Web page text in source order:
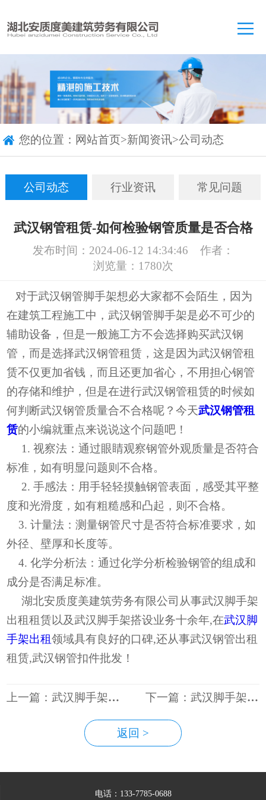
您的位置： 网站首页>新闻资讯>公司动态
公司动态 行业资讯 常见问题
武汉钢管租赁-如何检验钢管质量是否合格
发布时间：2024-06-12 14:34:46
作者：
浏览量：1780次
对于武汉钢管脚手架想必大家都不会陌生，因为
在建筑工程施工中，武汉钢管脚手架是必不可少的
辅助设备，但是一般施工方不会选择购买武汉钢
管，而是选择武汉钢管租赁，这是因为武汉钢管租
赁不仅更加省钱，而且还更加省心，不用担心钢管
的存储和维护，但是在进行武汉钢管租赁的时候如
何判断武汉钢管质量合不合格呢？今天武汉钢管租
赁的小编就重点来说说这个问题吧！
1. 视察法：通过眼睛观察钢管外观质量是否符合
标准，如有明显问题则不合格。
2. 手感法：用手轻轻摸触钢管表面，感受其平整
度和光滑度，如有粗糙感和凸起，则不合格。
3. 计量法：测量钢管尺寸是否符合标准要求，如
外径、壁厚和长度等。
4. 化学分析法：通过化学分析检验钢管的组成和
成分是否满足标准。
湖北安质度美建筑劳务有限公司从事武汉脚手架
出租租赁以及武汉脚手架搭设业务十余年,在武汉脚
手架出租领域具有良好的口碑,还从事武汉钢管出租
租赁,武汉钢管扣件批发！
上一篇：武汉脚手架出租过程中的注意事项 下一篇：武汉脚手架出租使用那种方式更加划算
返回 >
电话：133-7785-0688